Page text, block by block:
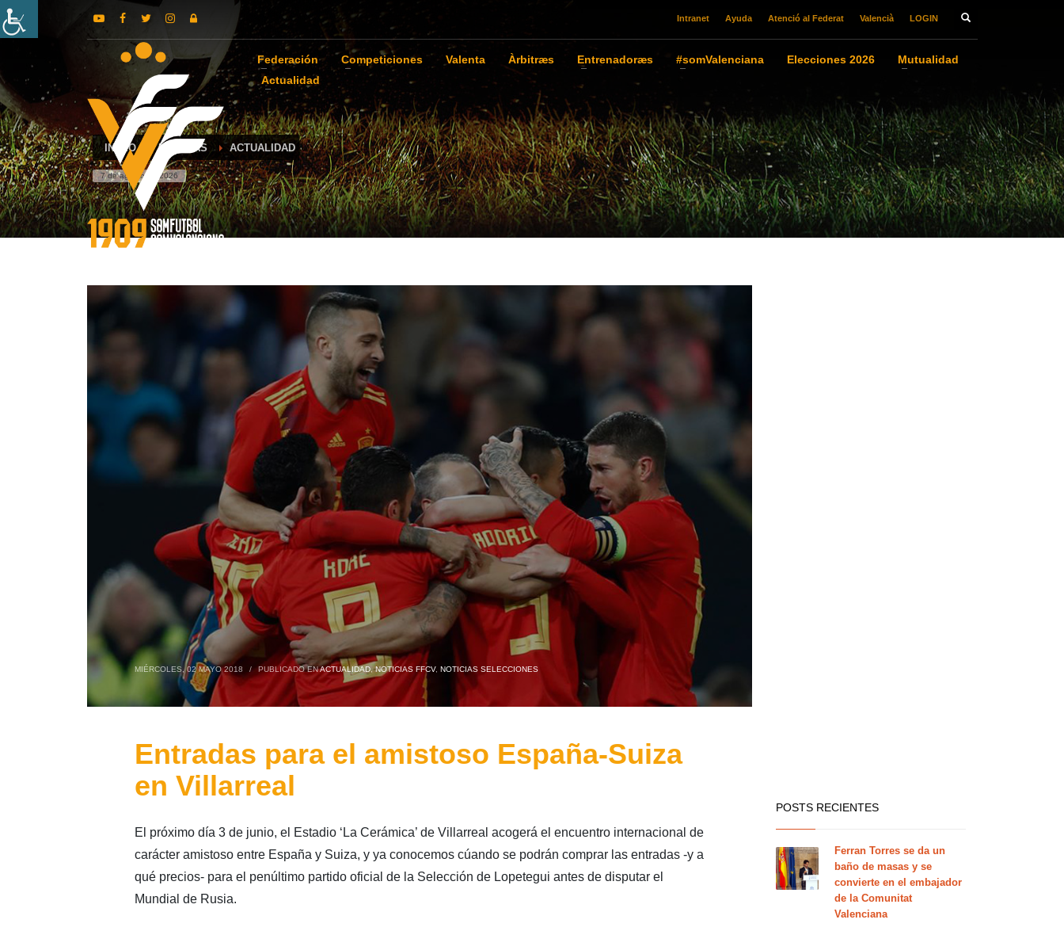
Intranet Ayuda Atenció al Federat Valencià LOGIN
Federación Competiciones Valenta Àrbitræs Entrenadoræs #somValenciana Elecciones 2026
Mutualidad
Actualidad
INICIO NOTICIAS ACTUALIDAD
7 de agosto de 2026
MIÉRCOLES, 02 MAYO 2018 / PUBLICADO ENACTUALIDAD,NOTICIAS FFCV, NOTICIAS SELECCIONES
Entradas para el amistoso España-Suiza
en Villarreal
El próximo día 3 de junio, el Estadio ‘La Cerámica’ de Villarreal acogerá el encuentro internacional de
carácter amistoso entre España y Suiza, y ya conocemos cúando se podrán comprar las entradas -y a
qué precios- para el penúltimo partido oficial de la Selección de Lopetegui antes de disputar el
Mundial de Rusia.
POSTS RECIENTES
Ferran Torres se da un
baño de masas y se
convierte en el embajador
de la Comunitat
Valenciana